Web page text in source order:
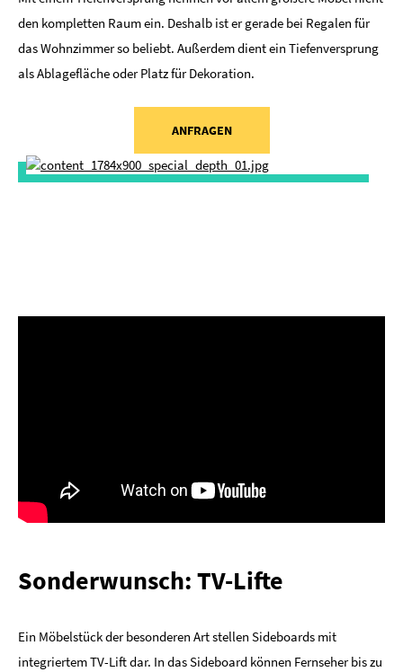
den kompletten Raum ein. Deshalb ist er gerade bei Regalen für
das Wohnzimmer so beliebt. Außerdem dient ein Tiefenversprung
als Ablagefläche oder Platz für Dekoration.
ANFRAGEN
Sonderwunsch: TV-Lifte
Ein Möbelstück der besonderen Art stellen Sideboards mit
integriertem TV-Lift dar. In das Sideboard können Fernseher bis zu